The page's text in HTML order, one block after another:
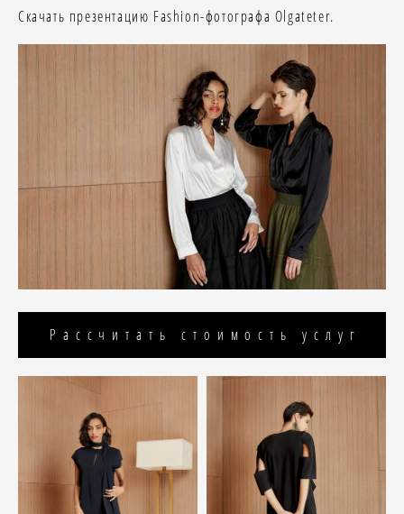
Скачать презентацию Fashion-фотографа Olgateter.
Рассчитать стоимость услуг